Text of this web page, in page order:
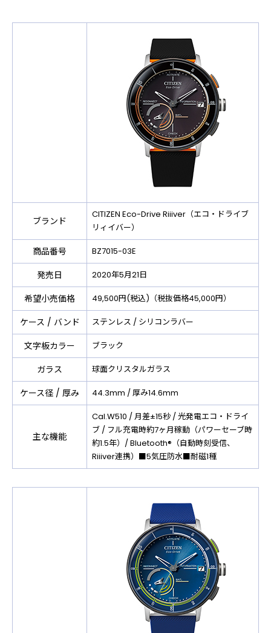
ブランド
CITIZEN Eco-Drive Riiiver（エコ・ドライブ
リィイバー）
商品番号 BZ7015-03E
発売日 2020年5月21日
希望小売価格 49,500円(税込)（税抜価格45,000円）
ケース / バンド ステンレス / シリコンラバー
文字板カラー ブラック
ガラス 球面クリスタルガラス
ケース径 / 厚み 44.3mm / 厚み14.6mm
主な機能
Cal.W510 / 月差±15秒 / 光発電エコ・ドライ
ブ / フル充電時約7ヶ月稼動（パワーセーブ時
約1.5年）/ Bluetooth®（自動時刻受信、
Riiiver連携）■5気圧防水■耐磁1種